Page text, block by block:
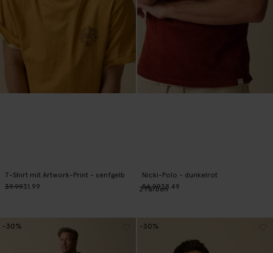
T-Shirt mit Artwork-Print - senfgelb
39.9931.99
Nicki-Polo - dunkelrot
54.9938.49
2Farben
-30% -30%